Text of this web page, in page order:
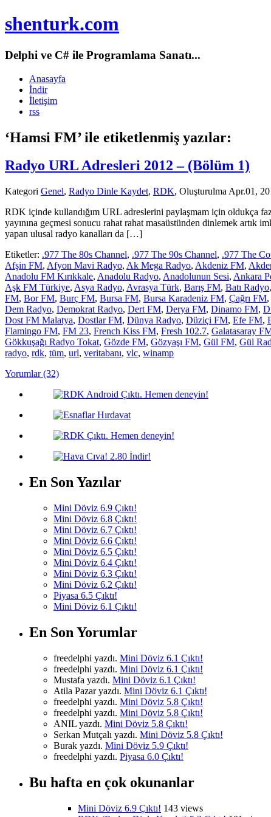
shenturk.com
Delphi ve C# ile Programlama Sanatı...
Anasayfa
İndir
İletişim
rss
‘Hamsi FM’ ile etiketlenmiş yazılar:
Radyo URL Adresleri 2012 – (Bölüm 1)
Kategori Genel, Radyo Dinle Kaydet, RDK, Oluşturulma Apr.01,
RDK içinde kullandığım URL adreslerini paylaşmam için oldukça
yayınına geçmesi sonucu rahat rahat masaüstünden dinlemek
yapan ulusal radyo kanalları da […]
Etiketler: .977 The 80s Channel, .977 The 90s Channel, .977 The
Afşin FM, Afyon Mavi Radyo, Ak Mega Radyo, Akdeniz FM,
Anadolu FM Kırıkkale, Anadolu Radyo, Anadolunun Sesi, Ankara
Aşk FM Türkiye, Asya Radyo, Avrasya Türk, Barış FM, Batı Radyo,
FM, Bor FM, Burç FM, Bursa FM, Bursa Karadeniz FM, Çağrı FM,
Dem Radyo, Demokrat Radyo, Dert FM, Derya FM, Dinamo FM,
Dost FM Malatya, Dostlar FM, Dünya Radyo, Düziçi FM, Efe FM,
Flamingo FM, FM 23, French Kiss FM, Fresh 102.7, Galatasaray
Gökkuşağı Radyo Tokat, Gözde FM, Gözyaşı FM, Gül FM, Gül
radyo, rdk, tüm, url, veritabanı, vlc, winamp
Yorumlar (32)
En Son Yazılar
Mini Döviz 6.9 Çıktı!
Mini Döviz 6.8 Çıktı!
Mini Döviz 6.7 Çıktı!
Mini Döviz 6.6 Çıktı!
Mini Döviz 6.5 Çıktı!
Mini Döviz 6.4 Çıktı!
Mini Döviz 6.3 Çıktı!
Mini Döviz 6.2 Çıktı!
Piyasa 6.5 Çıktı!
Mini Döviz 6.1 Çıktı!
En Son Yorumlar
freedelphi yazdı. Mini Döviz 6.1 Çıktı!
freedelphi yazdı. Mini Döviz 6.1 Çıktı!
Mustafa yazdı. Mini Döviz 6.1 Çıktı!
Atila Pazar yazdı. Mini Döviz 6.1 Çıktı!
freedelphi yazdı. Mini Döviz 5.8 Çıktı!
freedelphi yazdı. Mini Döviz 5.8 Çıktı!
ANIL yazdı. Mini Döviz 5.8 Çıktı!
Serkan Mutçalı yazdı. Mini Döviz 5.8 Çıktı!
Burak yazdı. Mini Döviz 5.9 Çıktı!
freedelphi yazdı. Piyasa 6.0 Çıktı!
Bu hafta en çok okunanlar
Mini Döviz 6.9 Çıktı! 143 views